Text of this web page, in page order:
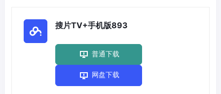
搜片TV+手机版893
普通下载
网盘下载